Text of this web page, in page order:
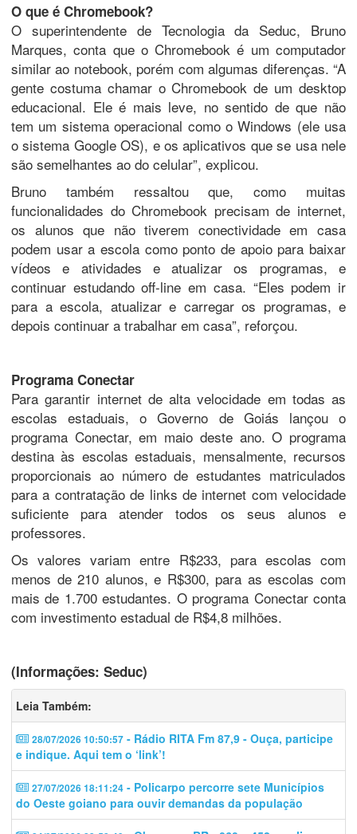
O que é Chromebook?
O superintendente de Tecnologia da Seduc, Bruno
Marques, conta que o Chromebook é um computador
similar ao notebook, porém com algumas diferenças. “A
gente costuma chamar o Chromebook de um desktop
educacional. Ele é mais leve, no sentido de que não
tem um sistema operacional como o Windows (ele usa
o sistema Google OS), e os aplicativos que se usa nele
são semelhantes ao do celular”, explicou.
Bruno também ressaltou que, como muitas
funcionalidades do Chromebook precisam de internet,
os alunos que não tiverem conectividade em casa
podem usar a escola como ponto de apoio para baixar
vídeos e atividades e atualizar os programas, e
continuar estudando off-line em casa. “Eles podem ir
para a escola, atualizar e carregar os programas, e
depois continuar a trabalhar em casa”, reforçou.
Programa Conectar
Para garantir internet de alta velocidade em todas as
escolas estaduais, o Governo de Goiás lançou o
programa Conectar, em maio deste ano. O programa
destina às escolas estaduais, mensalmente, recursos
proporcionais ao número de estudantes matriculados
para a contratação de links de internet com velocidade
suficiente para atender todos os seus alunos e
professores.
Os valores variam entre R$233, para escolas com
menos de 210 alunos, e R$300, para as escolas com
mais de 1.700 estudantes. O programa Conectar conta
com investimento estadual de R$4,8 milhões.
(Informações: Seduc)
Leia Também:
28/07/2026 10:50:57 - Rádio RITA Fm 87,9 - Ouça, participe
e indique. Aqui tem o ‘link’!
27/07/2026 18:11:24 - Policarpo percorre sete Municípios
do Oeste goiano para ouvir demandas da população